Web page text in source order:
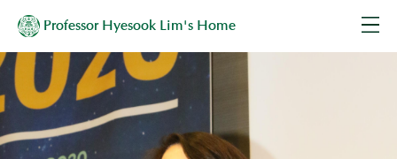
Professor Hyesook Lim's Home